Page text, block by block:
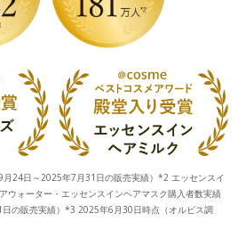
24日～2025年7月31日の販売実績）*2 エッセンスイ
ウォーター・エッセンスインヘアマスク購入者数実績
の販売実績）*3 2025年6月30日時点（オルビス調